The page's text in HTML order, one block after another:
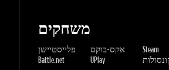
ז'אנרים
אסטרטגיה
משחקי
תפקידים
אימה